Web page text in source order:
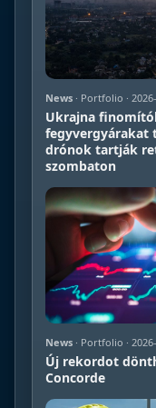
News · Portfolio ·
Ukrajna
fegyvergyárakat
drónok tartják
szombaton
News · Portfolio ·
Új rekordot
Concorde